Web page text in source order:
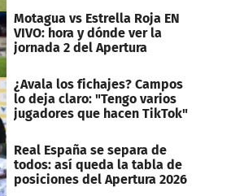
Motagua vs Estrella Roja EN
VIVO: hora y dónde ver la
jornada 2 del Apertura
¿Avala los fichajes? Campos
lo deja claro: "Tengo varios
jugadores que hacen TikTok"
Real España se separa de
todos: así queda la tabla de
posiciones del Apertura 2026